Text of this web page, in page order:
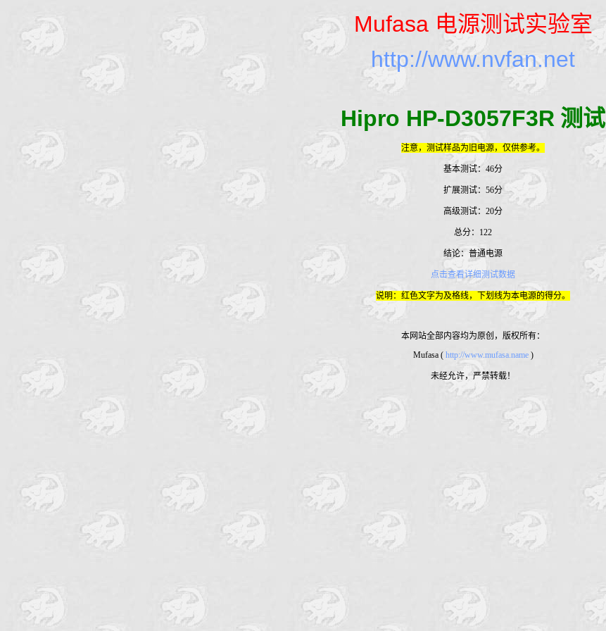
Mufasa 电源测试实验室
http://www.nvfan.net
Hipro HP-D3057F3R 测试
注意，测试样品为旧电源，仅供参考。
基本测试：46分
扩展测试：56分
高级测试：20分
总分：122
结论：普通电源
点击查看详细测试数据
说明：红色文字为及格线，下划线为本电源的得分。
本网站全部内容均为原创，版权所有：
Mufasa ( http://www.mufasa.name)
未经允许，严禁转载！